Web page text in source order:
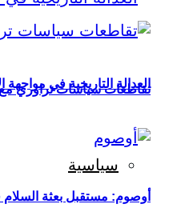
العدالة التاريخية في مواجهة
سياسية
تقاطعات سياسات تراوري مع
أوصوم: مستقبل بعثة